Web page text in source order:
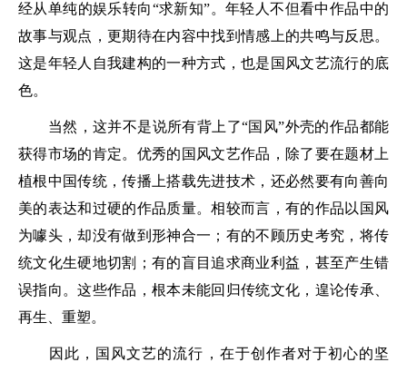
经从单纯的娱乐转向“求新知”。年轻人不但看中作品中的
故事与观点，更期待在内容中找到情感上的共鸣与反思。
这是年轻人自我建构的一种方式，也是国风文艺流行的底
色。
当然，这并不是说所有背上了“国风”外壳的作品都能
获得市场的肯定。优秀的国风文艺作品，除了要在题材上
植根中国传统，传播上搭载先进技术，还必然要有向善向
美的表达和过硬的作品质量。相较而言，有的作品以国风
为噱头，却没有做到形神合一；有的不顾历史考究，将传
统文化生硬地切割；有的盲目追求商业利益，甚至产生错
误指向。这些作品，根本未能回归传统文化，遑论传承、
再生、重塑。
因此，国风文艺的流行，在于创作者对于初心的坚